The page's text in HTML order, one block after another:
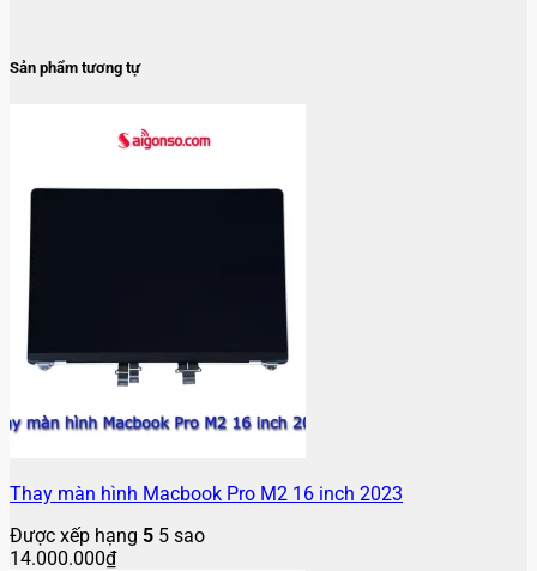
Sản phẩm tương tự
Thay màn hình Macbook Pro M2 16 inch 2023
Được xếp hạng 5 5 sao
14.000.000₫